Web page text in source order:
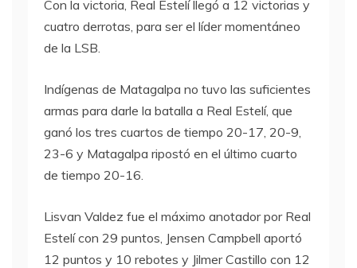
Con la victoria, Real Estelí llegó a 12 victorias y
cuatro derrotas, para ser el líder momentáneo
de la LSB.
Indígenas de Matagalpa no tuvo las suficientes
armas para darle la batalla a Real Estelí, que
ganó los tres cuartos de tiempo 20-17, 20-9,
23-6 y Matagalpa ripostó en el último cuarto
de tiempo 20-16.
Lisvan Valdez fue el máximo anotador por Real
Estelí con 29 puntos, Jensen Campbell aportó
12 puntos y 10 rebotes y Jilmer Castillo con 12